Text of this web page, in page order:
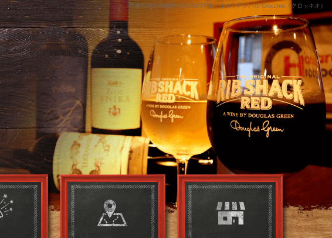
年末年始の御案内|茨木市の洋食・イタリアンバル Crocchio（クロッキオ）